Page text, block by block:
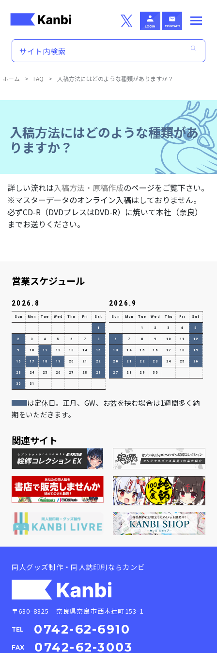
Skip to main content
ホーム > FAQ > 入稿方法にはどのような種類がありますか？
入稿方法にはどのような種類があ
りますか？
詳しい流れは入稿方法・原稿作成のページをご覧下さい。
※マスターデータのオンライン入稿はしておりません。
必ずCD-R（DVDプレスはDVD-R）に焼いて本社（奈良）
までお送りください。
営業スケジュール
2026.8
Sun Mon Tue Wed Thu Fri Sat
1
2 3 4 5 6 7 8
9 10 11 12 13 14 15
16 17 18 19 20 21 22
23 24 25 26 27 28 29
30 31
2026.9
Sun Mon Tue Wed Thu Fri Sat
1 2 3 4 5
6 7 8 9 10 11 12
13 14 15 16 17 18 19
20 21 22 23 24 25 26
27 28 29 30
は定休日。正月、GW、お盆を挟む場合は1週間多く納
期をいただきます。
関連サイト
同人グッズ制作・同人誌印刷ならカンビ
〒630-8325 奈良県奈良市西木辻町153-1
TEL 0742-62-6910
FAX 0742-62-3003